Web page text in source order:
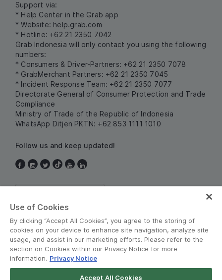
Support via:
* Help Center in the Grab app
* Website: help.grab.com
* Hotline: +62 21 2350 7042
Grab Indonesia will only contact you using the following
numbers:
* Consumers & Driver-Partners: +62 21 2350 7078
* GrabMerchant Partners: +62 21 2350 7045
* Incident Response Team: +62 21 2350 7077
Directorate General of Consumer Protection and Trade
Compliance
Ministry of Trade of the Republic of Indonesia
WhatsApp Ditjen PKTN: +62 853 1111 1010
Follow us and keep updated!
Use of Cookies
By clicking “Accept All Cookies”, you agree to the storing of
cookies on your device to enhance site navigation, analyze site
usage, and assist in our marketing efforts. Please refer to the
section on Cookies within our Privacy Notice for more
information. Privacy Notice
Accept All Cookies